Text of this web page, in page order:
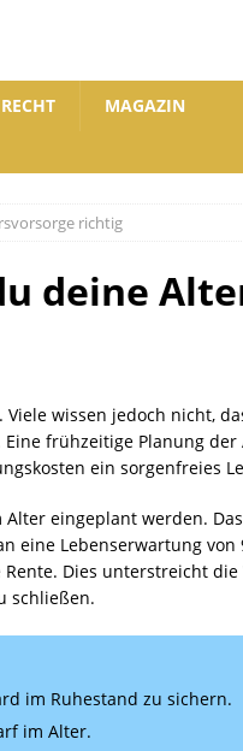
MAGAZIN
richtig
deine
wissen jedoch nicht,
frühzeitige Planung
ein sorgenfreies
eingeplant werden.
eine Lebenserwartung
Dies unterstreicht
schließen.
im Ruhestand zu sichern.
im Alter.